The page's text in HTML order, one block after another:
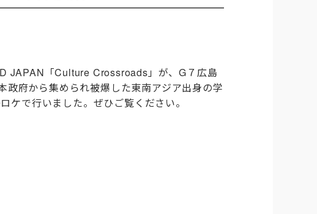
JAPAN「Culture Crossroads」が、G７広島
政府から集められ被爆した東南アジア出身の学
ケで行いました。 ぜひご覧ください。